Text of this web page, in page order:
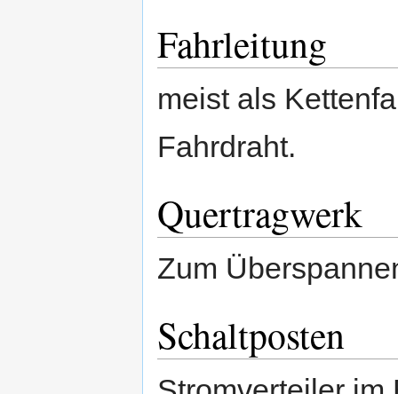
Fahrleitung
meist als
Fahrdraht.
Quertragwerk
Zum
Schaltposten